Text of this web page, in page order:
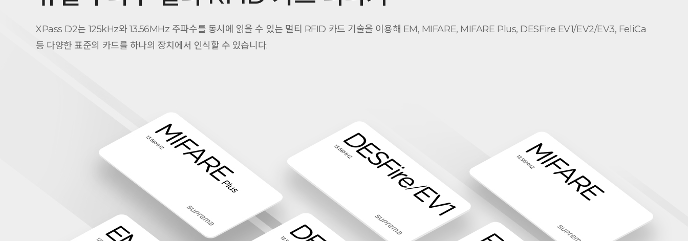
XPass D2는 125kHz와 13.56MHz 주파수를 동시에 읽을 수 있는 멀티 RFID 카드 기술을 이용해 EM, MIFARE, MIFARE Plus, DESFire EV1/EV2/EV3, FeliCa
등 다양한 표준의 카드를 하나의 장치에서 인식할 수 있습니다.